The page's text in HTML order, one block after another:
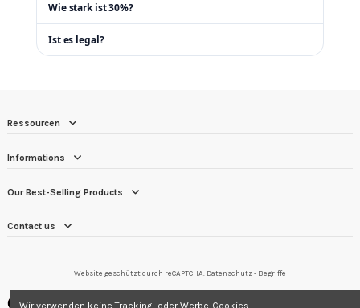
Wie stark ist 30%?
Ist es legal?
Ressourcen
Informations
Our Best-Selling Products
Contact us
Website geschützt durch reCAPTCHA. Datenschutz- Begriffe
Händler zugelassen von Gesellschaft für Garantierte Bewertungen,